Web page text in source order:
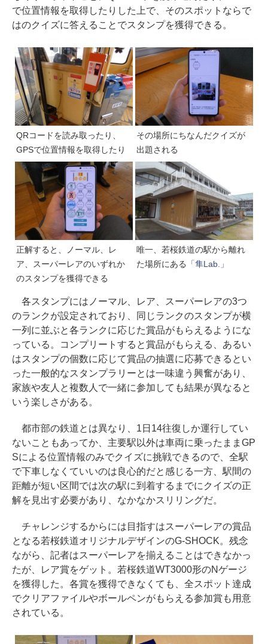
で位置情報を取得したりした上で、そのスポットならで
はのクイズに答えることでスタンプを獲得できる。
QRコードを読み取ったり、
GPSで位置情報を取得したり
その場所にちなんだクイズが
出題される
正解すると、ノーマル、レ
ア、スーパーレアのいずれか
のスタンプを獲得できる
唯一、若桜鉄道の駅から離れ
た場所にある
「隼Lab.」
各スタンプにはノーマル、レア、スーパーレアの3つ
のランクが設定されており、同じランクのスタンプが横
一列に並ぶと各ランクに応じた賞品がもらえるようにな
っている。コンプリートすると賞品がもらえる、あるい
はスタンプの個数に応じて賞品の抽選に応募できるとい
った一般的なスタンプラリーとは一味違う興奮があり、
家族や友人と複数人で一緒に参加しても結果が異なると
いう楽しさがある。
都市部の鉄道とは異なり、1日14往復しか運行してい
ないこともあってか、主要駅以外は車両に乗ったままGP
Sによる位置情報のみでクイズに挑戦できるので、全駅
で下車しなくていいのは良心的だと感じる一方、駅間の
距離が短い区間では次の駅に到着するまでにクイズの正
解を見出す必要があり、なかなかスリリングだ。
チャレンジするからには目指すはスーパーレアの賞品
となる若桜鉄道オリジナルデザインのG-SHOCK。残念
ながら、記者はスーパーレアを揃えることはできなかっ
たが、レア賞をゲット。若桜鉄道WT3000形のNゲージ
を獲得した。各賞を獲得できなくても、全スポット達成
でクリアファイルやボールペンがもらえる参加賞も用意
されている。